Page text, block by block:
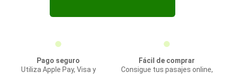
Pago seguro
Utiliza Apple Pay, Visa y
Fácil de comprar
Consigue tus pasajes online,